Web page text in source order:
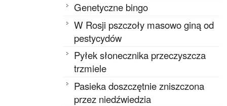
Genetyczne bingo
W Rosji pszczoły masowo giną od
pestycydów
Pyłek słonecznika przeczyszcza
trzmiele
Pasieka doszczętnie zniszczona
przez niedźwiedzia